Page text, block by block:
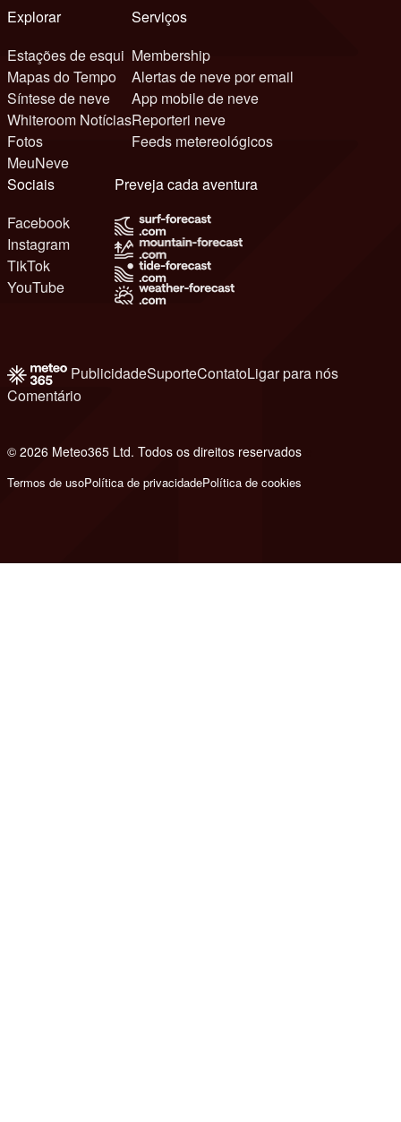
Explorar
Estações de esqui
Mapas do Tempo
Síntese de neve
Whiteroom Notícias
Fotos
MeuNeve
Serviços
Membership
Alertas de neve por email
App mobile de neve
Reporteri neve
Feeds metereológicos
Sociais
Facebook
Instagram
TikTok
YouTube
Preveja cada aventura
PublicidadeSuporteContatoLigar para nós
Comentário
© 2026 Meteo365 Ltd. Todos os direitos reservados
Termos de usoPolítica de privacidadePolítica de cookies